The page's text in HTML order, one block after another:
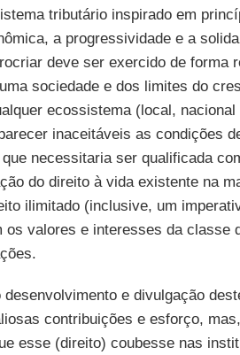
tributário inspirado em
a progressividade e a
deve ser exercido de forma
sociedade e dos limites do
ecossistema (local, nacional
inaceitáveis as condições
necessitaria ser qualificada
do direito à vida existente na
ilimitado (inclusive, um
valores e interesses da classe
e divulgação
contribuições e esforço,
esse (direito) coubesse nas